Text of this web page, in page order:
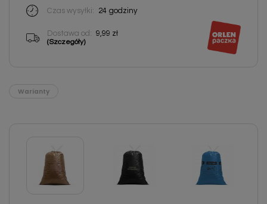
Czas wysyłki:
24 godziny
Dostawa od: 9,99 zł
(Szczegóły)
Warianty